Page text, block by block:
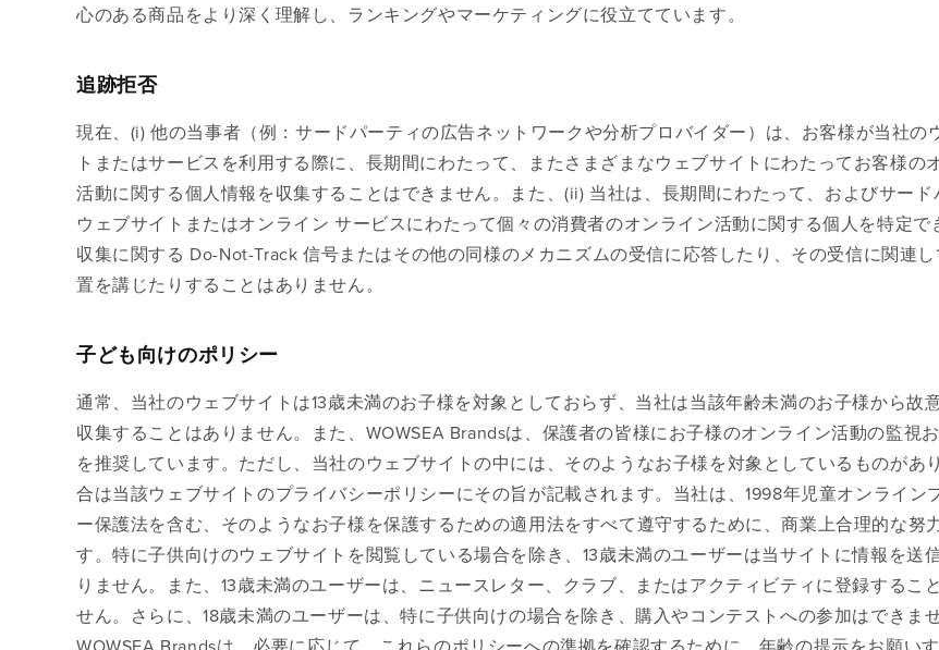
心のある商品をより深く理解し、ランキングやマーケティングに役立てています。
追跡拒否
現在、(i) 他の当事者（例：サードパーティの広告ネットワークや分析プロバイダー）は、お客様が当社の
トまたはサービスを利用する際に、長期間にわたって、またさまざまなウェブサイトにわたってお客様の
活動に関する個人情報を収集することはできません。また、(ii) 当社は、長期間にわたって、およびサード
ウェブサイトまたはオンライン サービスにわたって個々の消費者のオンライン活動に関する個人を特定で
収集に関する Do-Not-Track 信号またはその他の同様のメカニズムの受信に応答したり、その受信に関連
置を講じたりすることはありません。
子ども向けのポリシー
通常、当社のウェブサイトは13歳未満のお子様を対象としておらず、当社は当該年齢未満のお子様から故
収集することはありません。また、WOWSEA Brandsは、保護者の皆様にお子様のオンライン活動の監視
を推奨しています。ただし、当社のウェブサイトの中には、そのようなお子様を対象としているものがあ
合は当該ウェブサイトのプライバシーポリシーにその旨が記載されます。当社は、1998年児童オンライン
ー保護法を含む、そのようなお子様を保護するための適用法をすべて遵守するために、商業上合理的な努
す。特に子供向けのウェブサイトを閲覧している場合を除き、13歳未満のユーザーは当サイトに情報を送
りません。また、13歳未満のユーザーは、ニュースレター、クラブ、またはアクティビティに登録するこ
せん。さらに、18歳未満のユーザーは、特に子供向けの場合を除き、購入やコンテストへの参加はできませ